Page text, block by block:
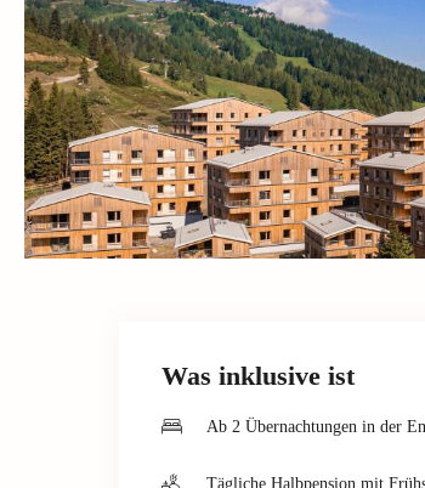
Was inklusive ist
Ab 2 Übernachtungen in der
Tägliche Halbpension mit